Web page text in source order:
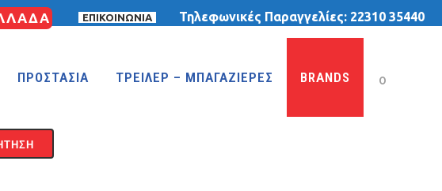
ΕΠΙΚΟΙΝΩΝΙΑ Τηλεφωνικές Παραγγελίες: 22310 35440
0
ΠΡΟΣΤΑΣΙΑ ΤΡΕΙΛΕΡ – ΜΠΑΓΑΖΙΕΡΕΣ BRANDS